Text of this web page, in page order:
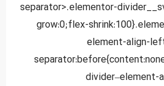
separator>.elementor-
grow:0;flex-
element-align-